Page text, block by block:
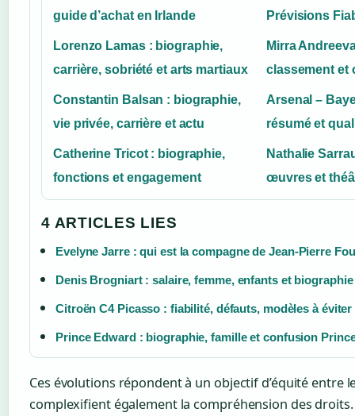
guide d’achat en Irlande
Prévisions
Lorenzo Lamas : biographie,
carrière, sobriété et arts martiaux
Mirra
classement et
Constantin Balsan : biographie,
vie privée, carrière et actu
Arsenal –
résumé et
Catherine Tricot : biographie,
fonctions et engagement
Nathalie
œuvres et
4 ARTICLES LIES
Evelyne Jarre : qui est la compagne de Jean-Pierre
Denis Brogniart : salaire, femme, enfants et biographie
Citroën C4 Picasso : fiabilité, défauts, modèles à éviter
Prince Edward : biographie, famille et confusion
Ces évolutions répondent à un objectif d’équité entre
complexifient également la compréhension des